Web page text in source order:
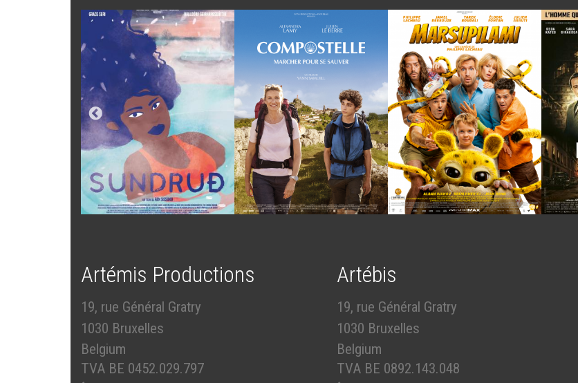
Artémis Productions
19, rue Général Gratry
1030 Bruxelles
Belgium
TVA BE 0452.029.797
Artébis
19, rue Général Gratry
1030 Bruxelles
Belgium
TVA BE 0892.143.048